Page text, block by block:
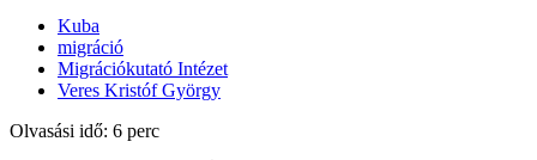
Kuba
migráció
Migrációkutató Intézet
Veres Kristóf György
Olvasási idő: 6 perc